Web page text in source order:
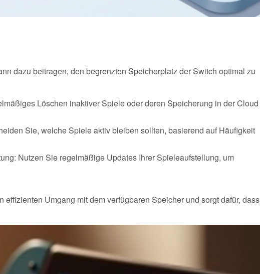
dazu beitragen, den begrenzten Speicherplatz der Switch optimal zu
Löschen inaktiver Spiele oder deren Speicherung in der Cloud
Sie, welche Spiele aktiv bleiben sollten, basierend auf Häufigkeit
Nutzen Sie regelmäßige Updates Ihrer Spieleaufstellung, um
Umgang mit dem verfügbaren Speicher und sorgt dafür, dass